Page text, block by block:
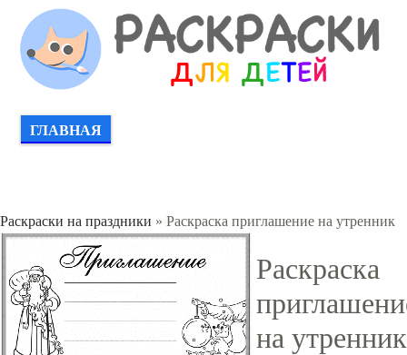
ГЛАВНАЯ
Раскраски на праздники » Раскраска приглашение на утренник
Раскраска
на утренник